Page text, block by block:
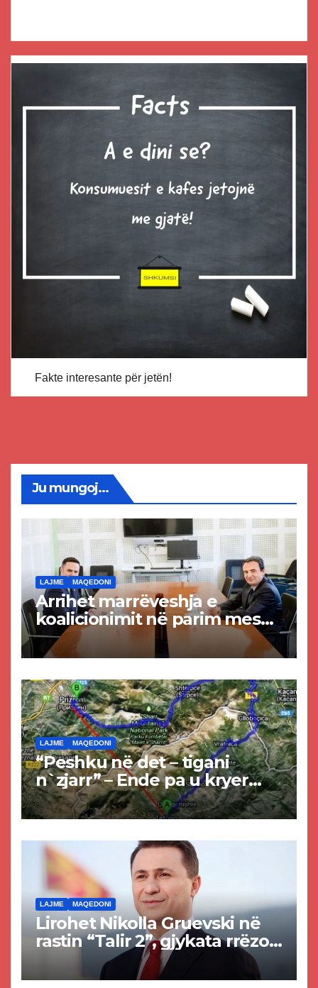
Fakte interesante për jetën!
Ju mungoj...
LAJME MAQEDONI
Arrihet marrëveshja e
koalicionimit në parim mes
Kurtit dhe Abdixhikut
LAJME MAQEDONI
“Peshku në det – tigani
n`zjarr” – Ende pa u kryer
projekti i tunelit, komuna e
Tetovës nis punimet për
LAJME MAQEDONI
Lirohet Nikolla Gruevski në
rastin “Talir 2”, gjykata rrëzon
akuzat për ndërtimin e
paligjshëm të selisë së